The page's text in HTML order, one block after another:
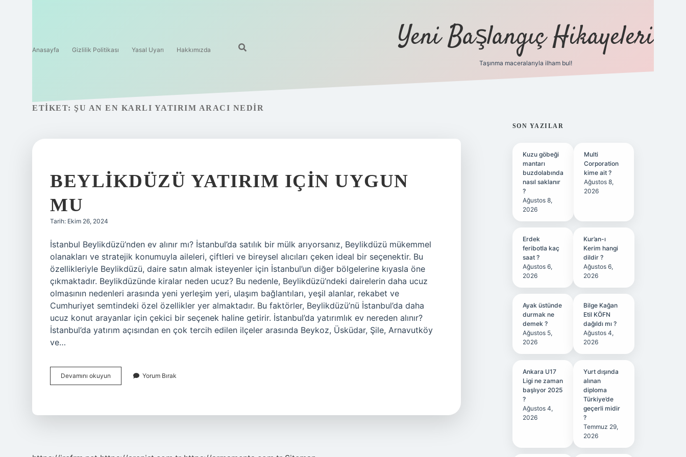
Anasayfa Gizlilik Politikası Yasal Uyarı Hakkımızda Yeni Başlangıç Hikayeleri
Taşınma maceralarıyla ilham bul!
ETIKET: ŞU AN EN KARLI YATIRIM ARACI NEDIR
BEYLIKDÜZÜ YATIRIM IÇIN UYGUN
MU
Tarih: Ekim 26, 2024
İstanbul Beylikdüzü’nden ev alınır mı? İstanbul’da satılık bir mülk arıyorsanız, Beylikdüzü mükemmel
olanakları ve stratejik konumuyla aileleri, çiftleri ve bireysel alıcıları çeken ideal bir seçenektir. Bu
özellikleriyle Beylikdüzü, daire satın almak isteyenler için İstanbul’un diğer bölgelerine kıyasla öne
çıkmaktadır. Beylikdüzünde kiralar neden ucuz? Bu nedenle, Beylikdüzü’ndeki dairelerin daha ucuz
olmasının nedenleri arasında yeni yerleşim yeri, ulaşım bağlantıları, yeşil alanlar, rekabet ve
Cumhuriyet semtindeki özel özellikler yer almaktadır. Bu faktörler, Beylikdüzü’nü İstanbul’da daha
ucuz konut arayanlar için çekici bir seçenek haline getirir. İstanbul’da yatırımlık ev nereden alınır?
İstanbul’da yatırım açısından en çok tercih edilen ilçeler arasında Beykoz, Üsküdar, Şile, Arnavutköy
ve…
Devamını okuyun Beylikdüzü
Yatırım
Yorum Bırak
SIDEBAR
SON YAZILAR
Kuzu göbeği
mantarı
buzdolabında
nasıl saklanır
?
Ağustos 8,
2026
Multi
Corporation
kime ait ?
Ağustos 8,
2026
Erdek
feribotla kaç
saat ?
Ağustos 6,
2026
Kur’an-ı
Kerim hangi
dildir ?
Ağustos 6,
2026
Ayak üstünde
durmak ne
demek ?
Ağustos 5,
2026
Bilge Kağan
Etil KÖFN
dağıldı mı ?
Ağustos 4,
2026
Ankara U17
Ligi ne zaman
başlıyor 2025
?
Ağustos 4,
2026
Yurt dışında
alınan
diploma
Türkiye’de
geçerli midir
?
Temmuz 29,
2026